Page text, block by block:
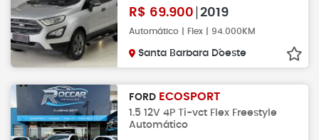
R$ 69.900 2019
Automático | Flex | 94.000KM
Santa Barbara D´oeste
FORD ECOSPORT
1.5 12V 4P Ti-vct Flex Freestyle
Automático